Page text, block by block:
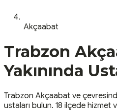
Akçaabat
Trabzon
Yakınında
Trabzon Akçaabat ve
ustaları bulun. 18 ilçede hizmet